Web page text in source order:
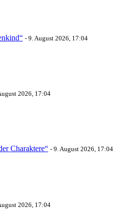
- 9. August 2026, 17:04
2026, 17:04
Charaktere“ - 9. August 2026, 17:04
2026, 17:04